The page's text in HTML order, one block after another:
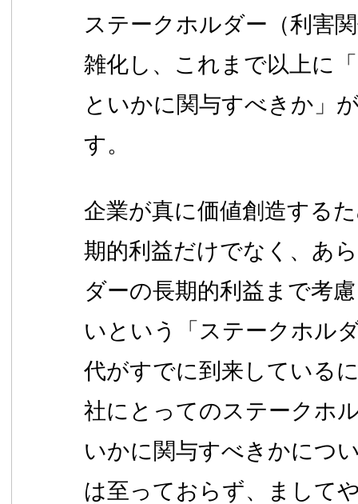
ステークホルダー（利害
雑化し、これまで以上に
といかに関与すべきか」
す。
企業が真に価値創造する
期的利益だけでなく、あ
ダーの長期的利益まで考
いという「ステークホル
代がすでに到来している
社にとってのステークホ
いかに関与すべきかにつ
は至っておらず、まして